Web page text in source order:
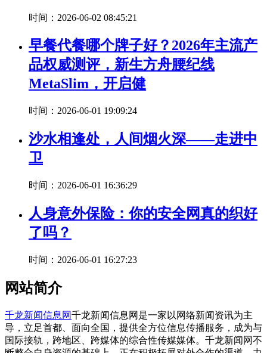
时间：2026-06-02 08:45:21
早餐代餐哪个牌子好？2026年主流产
品权威测评，新生方舟腰纪线
MetaSlim，开启健
时间：2026-06-01 19:09:24
沙水相逢处，人间烟火深——走进中
卫
时间：2026-06-01 16:36:29
人身意外保险：你的安全网真的织好
了吗？
时间：2026-06-01 16:27:23
网站简介
千龙新闻信息网千龙新闻信息网是一家以网络新闻资讯为主
导，立足首都、面向全国，提供全方位信息传播服务，成为与
国际接轨，跨地区、跨媒体的综合性传媒媒体。千龙新闻网不